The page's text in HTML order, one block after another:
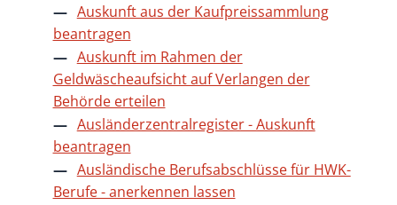
Auskunft aus der Kaufpreissammlung
beantragen
Auskunft im Rahmen der
Geldwäscheaufsicht auf Verlangen der
Behörde erteilen
Ausländerzentralregister - Auskunft
beantragen
Ausländische Berufsabschlüsse für HWK-
Berufe - anerkennen lassen